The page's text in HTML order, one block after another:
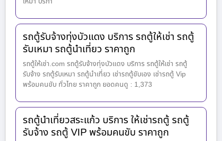
รถตู้รับจ้างทุ่งบัวแดง บริการ รถตู้ให้เช่า รถตู้
รับเหมา รถตู้นำเที่ยว ราคาถูก
รถตู้ให้เช่า.com รถตู้รับจ้างทุ่งบัวแดง บริการ รถตู้ให้เช่า รถตู้
รับจ้าง รถตู้รับเหมา รถตู้นำเที่ยว เช่ารถตู้ขับเอง เช่ารถตู้ Vip
พร้อมคนขับ ทั่วไทย ราคาถูก ยอดคนดู : 1,373
รถตู้นำเที่ยวสระแก้ว บริการ ให้เช่ารถตู้ รถตู้
รับจ้าง รถตู้ VIP พร้อมคนขับ ราคาถูก